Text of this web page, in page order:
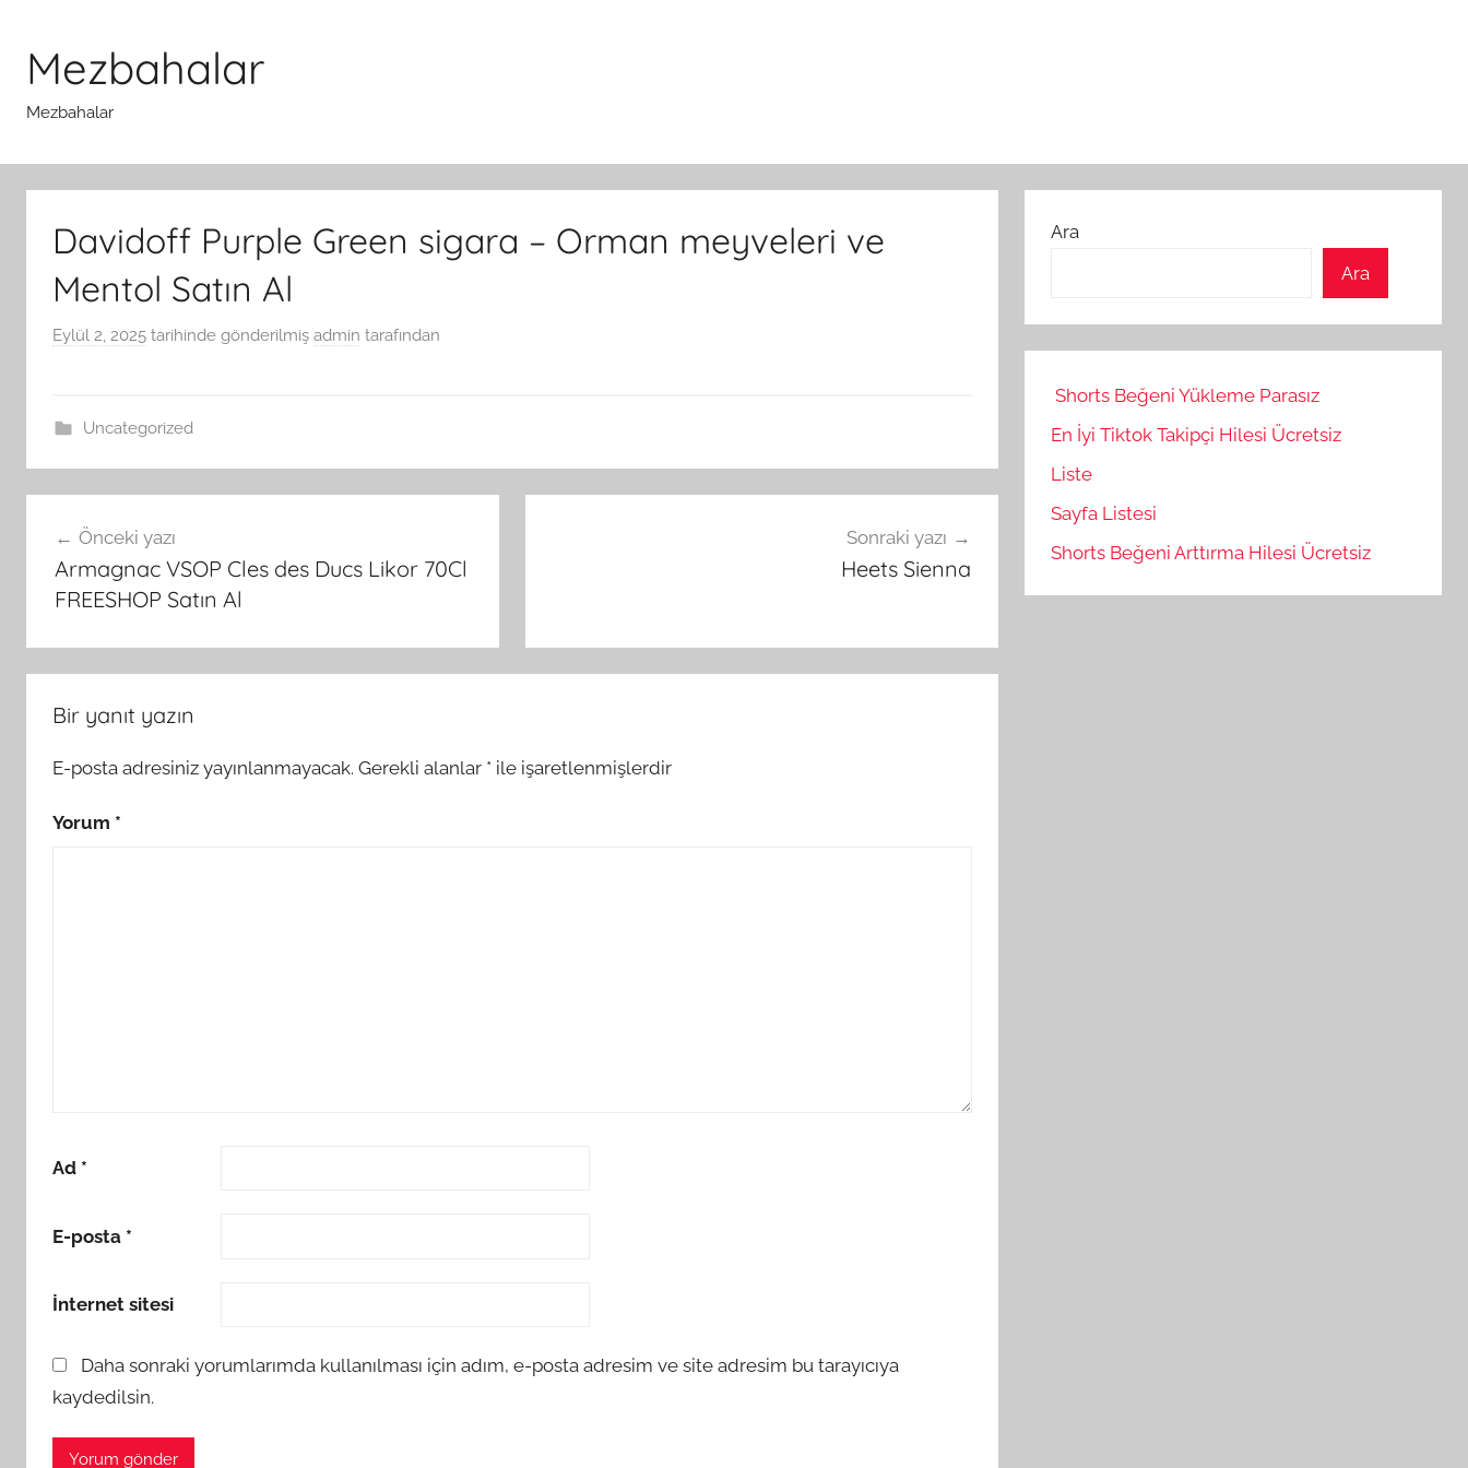
Mezbahalar
Mezbahalar
Davidoff Purple Green sigara – Orman meyveleri ve
Mentol Satın Al
Eylül 2, 2025 tarihinde gönderilmiş admin tarafından
Uncategorized
gezinmesi
Önceki yazı
Armagnac VSOP Cles des Ducs Likor 70Cl
FREESHOP Satın Al
Sonraki yazı
Heets Sienna
Bir yanıt yazın
E-posta adresiniz yayınlanmayacak. Gerekli alanlar * ile işaretlenmişlerdir
Yorum *
Ad *
E-posta *
İnternet sitesi
Daha sonraki yorumlarımda kullanılması için adım, e-posta adresim ve site adresim bu tarayıcıya
kaydedilsin.
Ara
Ara
Shorts Beğeni Yükleme Parasız
En İyi Tiktok Takipçi Hilesi Ücretsiz
Liste
Sayfa Listesi
Shorts Beğeni Arttırma Hilesi Ücretsiz